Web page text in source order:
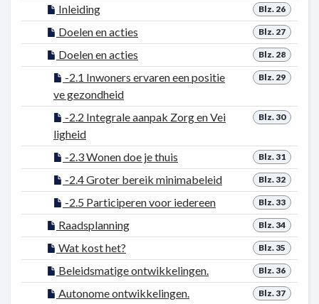
Blz. 26
Inleiding
Blz. 27
Doelen en acties
Blz. 28
Doelen en acties
Blz. 29
-2.1 Inwoners ervaren een positie
ve gezondheid
Blz. 30
-2.2 Integrale aanpak Zorg en Vei
ligheid
Blz. 31
-2.3 Wonen doe je thuis
Blz. 32
-2.4 Groter bereik minimabeleid
Blz. 33
-2.5 Participeren voor iedereen
Blz. 34
Raadsplanning
Blz. 35
Wat kost het?
Blz. 36
Beleidsmatige ontwikkelingen.
Blz. 37
Autonome ontwikkelingen.